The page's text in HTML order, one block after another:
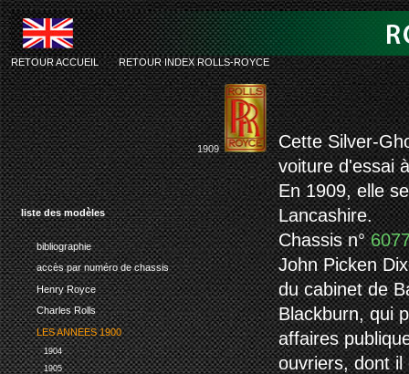
liste des modèles
bibliographie
accès par numéro de chassis
Henry Royce
Charles Rolls
LES ANNEES 1900
1904
1905
rolls-
RETOUR ACCUEIL-RETOUR INDEX ROLLS-ROYCE
1909
Cette Silver-
voiture d'essai
En 1909, elle
Lancashire.
Chassis n°
John Picken
du cabinet de
Blackburn, qui
affaires
ouvriers, dont il